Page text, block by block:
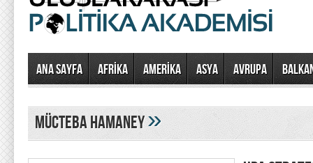
Ana Sayfa AFRİKA AMERİKA ASYA AVRUPA
Mücteba Hamaney»